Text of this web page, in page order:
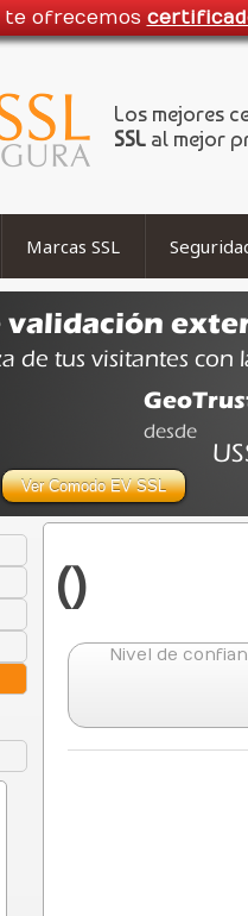
te ofrecemos
Los mejores
SSL al mejor
Marcas SSL
()
Nivel de